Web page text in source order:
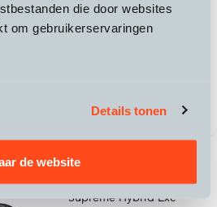
die door websites
om gebruikerservaringen
Details tonen
de website
Cube
Editor Hybrid SLT FE 400X
Cube
Supreme Hybrid Exc